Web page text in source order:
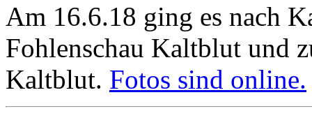
Am 16.6.18 ging es nach
Fohlenschau Kaltblut und
Kaltblut. Fotos sind online.